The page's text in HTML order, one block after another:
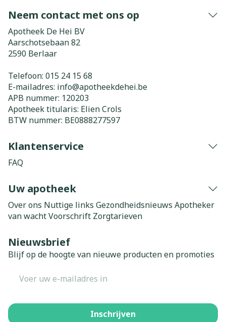
Neem contact met ons op
Apotheek De Hei BV
Aarschotsebaan 82
2590 Berlaar
Telefoon: 015 24 15 68
E-mailadres: info@apotheekdehei.be
APB nummer: 120203
Apotheek titularis: Elien Crols
BTW nummer: BE0888277597
Klantenservice
FAQ
Uw apotheek
Over ons Nuttige links Gezondheidsnieuws Apotheker
van wachtVoorschrift Zorgtarieven
Nieuwsbrief
Blijf op de hoogte van nieuwe producten en promoties
Inschrijven